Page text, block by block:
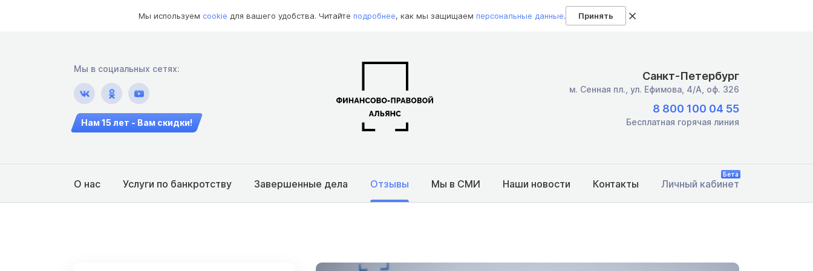
Мы используем cookie для вашего удобства. Читайте подробнее, как мы защищаем персональные данные. Принять
Мы в социальных сетях:
Нам 15 лет - Вам скидки!
Санкт-Петербург
м. Сенная пл., ул. Ефимова, 4/А, оф. 326
8 800 100 04 55
Бесплатная горячая линия
О нас Услуги по банкротству Завершенные дела Отзывы Мы в СМИ Наши новости Контакты Личный кабинет
Бета